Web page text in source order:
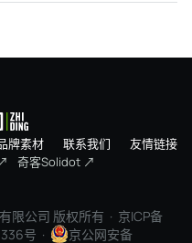
牌素材 联系我们
友情链接
奇客Solidot ↗
限公司 版权所有 · 京ICP备
号 · 京公网安备